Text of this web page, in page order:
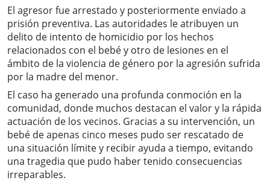
El agresor fue arrestado y posteriormente enviado a
prisión preventiva. Las autoridades le atribuyen un
delito de intento de homicidio por los hechos
relacionados con el bebé y otro de lesiones en el
ámbito de la violencia de género por la agresión sufrida
por la madre del menor.
El caso ha generado una profunda conmoción en la
comunidad, donde muchos destacan el valor y la rápida
actuación de los vecinos. Gracias a su intervención, un
bebé de apenas cinco meses pudo ser rescatado de
una situación límite y recibir ayuda a tiempo, evitando
una tragedia que pudo haber tenido consecuencias
irreparables.